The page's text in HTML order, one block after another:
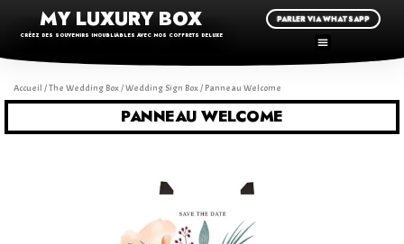
MY LUXURY BOX
CRÉEZ DES SOUVENIRS INOUBLIABLES AVEC NOS COFFRETS DELUXE
PARLER VIA WHATSAPP
Accueil /The Wedding Box/Wedding Sign Box/ Panneau Welcome
PANNEAU WELCOME